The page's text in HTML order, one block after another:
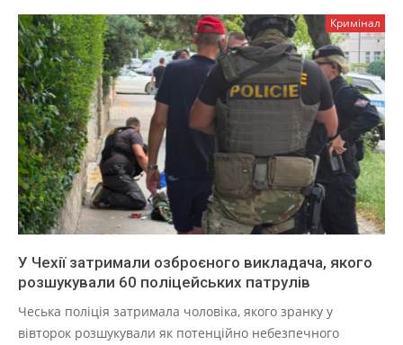
Кримінал
У Чехії затримали озброєного викладача, якого
розшукували 60 поліцейських патрулів
Чеська поліція затримала чоловіка, якого зранку у
вівторок розшукували як потенційно небезпечного